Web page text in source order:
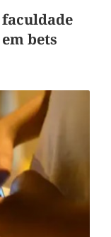
bets